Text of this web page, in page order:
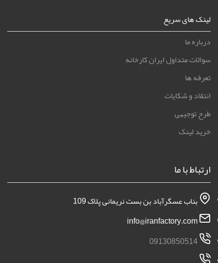
لینک های سریع
درباره ما
سوالات متداول ایران کارخانه
تعرفه ها
انتقاد و شکایات
طرح توجیهی
خرید لینک
ارتباط با ما
بناب عسگرآباد بن بست نریمانی پلاک 109
09130850514